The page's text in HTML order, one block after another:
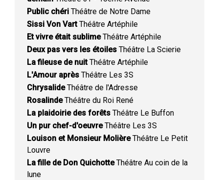
Public chéri Théâtre de Notre Dame
Sissi Von VartThéâtre Artéphile
Et vivre était sublimeThéâtre Artéphile
Deux pas vers les étoiles Théâtre La Scierie
La fileuse de nuitThéâtre Artéphile
L'Amour après Théâtre Les 3S
ChrysalideThéâtre de l'Adresse
RosalindeThéâtre du Roi René
La plaidoirie des forêts Théâtre Le Buffon
Un pur chef-d'oeuvreThéâtre Les 3S
Louison et Monsieur MolièreThéâtre Le Petit
Louvre
La fille de Don QuichotteThéâtre Au coin de la
lune